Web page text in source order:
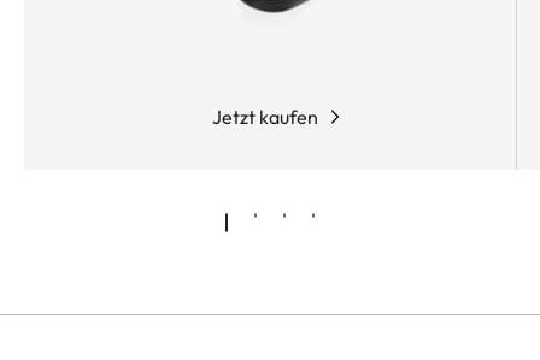
die Dämmerung. Das enorme Sehfeld gewährt
Jetzt kaufen